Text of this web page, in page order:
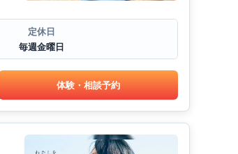
定休日
毎週金曜日
体験・相談予約